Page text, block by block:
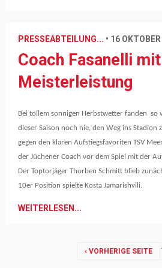
PRESSEABTEILUNG... • 16 OKTOBER
Coach Fasanelli
Meisterleistung
Bei tollem sonnigen Herbstwetter fanden so
dieser Saison noch nie, den Weg ins Stadion
gegen den klaren Aufstiegsfavoriten TSV
der Jüchener Coach vor dem Spiel mit der
Der Toptorjäger Thorben Schmitt blieb
10er Position spielte Kosta Jamarishvili.
WEITERLESEN...
‹ VORHERIGE SEITE